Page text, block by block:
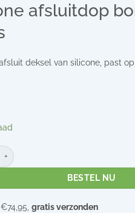
afsluitdop
deksel van silicone, past
deksel | silicone afsluitdop
BESTEL NU
gratis verzonden